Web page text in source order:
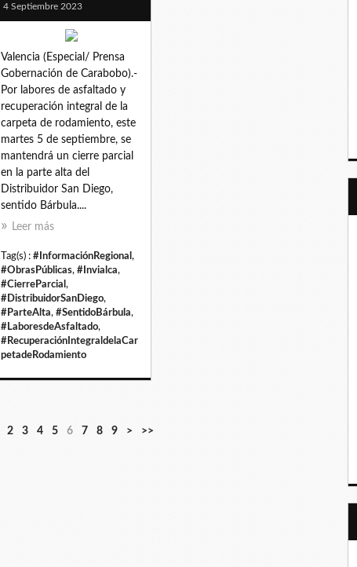
4 Septiembre 2023
Valencia (Especial/ Prensa
Gobernación de Carabobo).-
Por labores de asfaltado y
recuperación integral de la
carpeta de rodamiento, este
martes 5 de septiembre, se
mantendrá un cierre parcial
en la parte alta del
Distribuidor San Diego,
sentido Bárbula....
Leer más
Tag(s) : #InformaciónRegional ,
#ObrasPúblicas, #Invialca,
#CierreParcial ,
#DistribuidorSanDiego,
#ParteAlta, #SentidoBárbula,
#LaboresdeAsfaltado,
#RecuperaciónIntegraldelaCar
petadeRodamiento
2 3 4 5 6 7 8 9 > >>